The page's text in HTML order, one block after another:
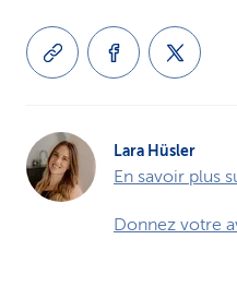
Lara Hüsler
En savoir plus
Donnez votre